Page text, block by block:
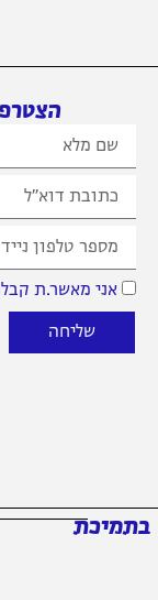
אני מאשר.ת
שליחה
בתמיכת